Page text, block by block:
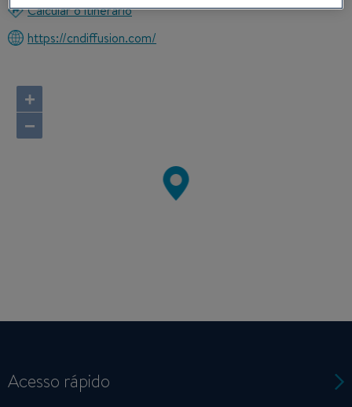
Calcular o itinerário
https://cndiffusion.com/
+
−
Acesso rápido